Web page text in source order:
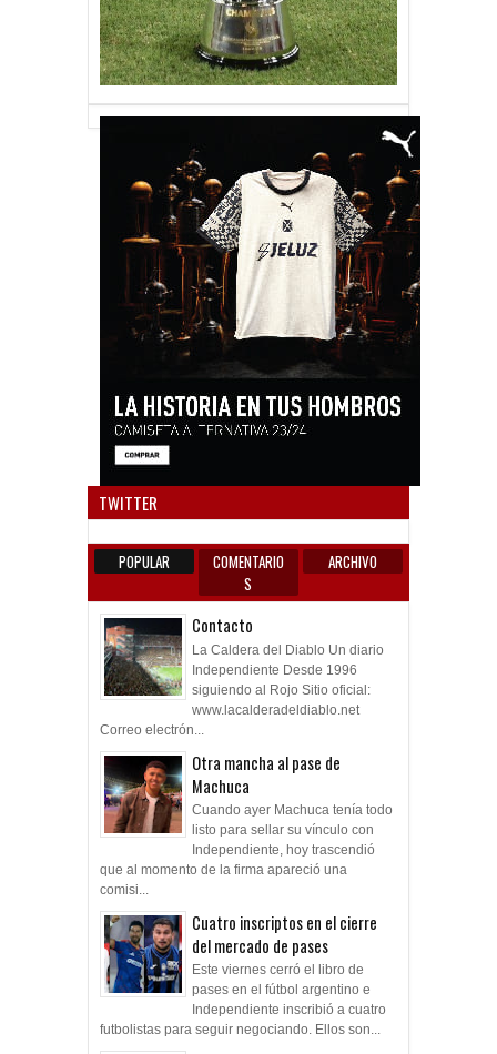
TWITTER
POPULAR
COMENTARIO
S
ARCHIVO
Contacto
La Caldera del Diablo Un diario
Independiente Desde 1996
siguiendo al Rojo Sitio oficial:
www.lacalderadeldiablo.net
Correo electrón...
Otra mancha al pase de
Machuca
Cuando ayer Machuca tenía todo
listo para sellar su vínculo con
Independiente, hoy trascendió
que al momento de la firma apareció una
comisi...
Cuatro inscriptos en el cierre
del mercado de pases
Este viernes cerró el libro de
pases en el fútbol argentino e
Independiente inscribió a cuatro
futbolistas para seguir negociando. Ellos son...